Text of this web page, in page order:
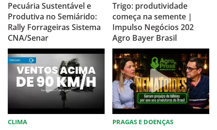
Pecuária Sustentável e
Produtiva no Semiárido:
Rally Forrageiras Sistema
CNA/Senar
Trigo: produtividade
começa na semente |
Impulso Negócios 202
Agro Bayer Brasil
CLIMA PRAGAS E DOENÇAS